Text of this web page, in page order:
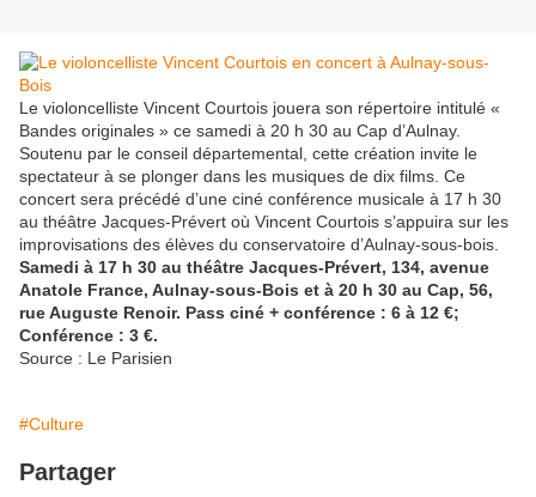
Le violoncelliste Vincent Courtois jouera son répertoire intitulé «
Bandes originales » ce samedi à 20 h 30 au Cap d’Aulnay.
Soutenu par le conseil départemental, cette création invite le
spectateur à se plonger dans les musiques de dix films. Ce
concert sera précédé d’une ciné conférence musicale à 17 h 30
au théâtre Jacques-Prévert où Vincent Courtois s’appuira sur les
improvisations des élèves du conservatoire d’Aulnay-sous-bois.
Samedi à 17 h 30 au théâtre Jacques-Prévert, 134, avenue
Anatole France, Aulnay-sous-Bois et à 20 h 30 au Cap, 56,
rue Auguste Renoir. Pass ciné + conférence : 6 à 12 €;
Conférence : 3 €.
Source : Le Parisien
#Culture
Partager